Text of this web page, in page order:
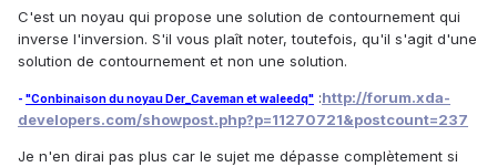
C'est un noyau qui propose une solution de contournement qui
inverse l'inversion. S'il vous plaît noter, toutefois, qu'il s'agit d'une
solution de contournement et non une solution.
- "Conbinaison du noyau Der_Caveman et waleedq" :http://forum.xda-
developers.com/showpost.php?p=11270721&postcount=237
Je n'en dirai pas plus car le sujet me dépasse complètement si